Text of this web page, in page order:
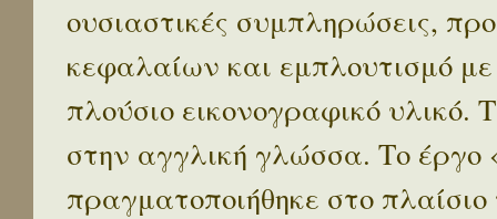
ουσιαστικές συμπληρώσεις,
κεφαλαίων και εμπλουτισμό
πλούσιο εικονογραφικό
στην αγγλική γλώσσα. Το
πραγματοποιήθηκε στο